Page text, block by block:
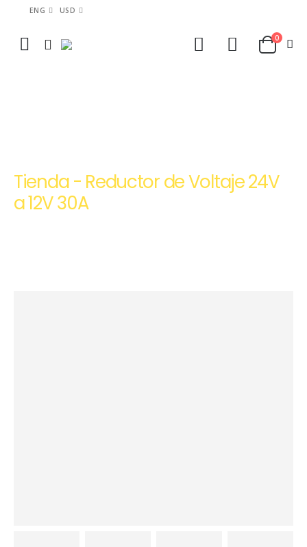
ENG USD
0
Tienda - Reductor de Voltaje 24V
a 12V 30A